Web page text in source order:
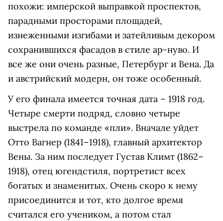
похожи: имперской выправкой проспектов,
парадными просторами площадей,
изнеженными изгибами и затейливым декором
сохранившихся фасадов в стиле ар-нуво. И
все же они очень разные, Петербург и Вена. Да
и австрийский модерн, он тоже особенный.
У его финала имеется точная дата – 1918 год.
Четыре смерти подряд, словно четыре
выстрела по команде «пли». Вначале уйдет
Отто Вагнер (1841–1918), главный архитектор
Вены. За ним последует Густав Климт (1862–
1918), отец югендстиля, портретист всех
богатых и знаменитых. Очень скоро к нему
присоединится и тот, кто долгое время
считался его учеником, а потом стал